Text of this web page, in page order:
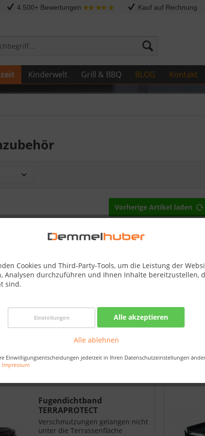
4.500+ Bewertungen Kauf auf Rechnung
Kinderwelt Grill & BBQ BLOG Kontakt
Cookies und Third-Party-Tools, um die Leistung der
Analysen durchzuführen und Ihnen Inhalte bereitzustellen,
sind.
Einstellungen Alle akzeptieren
Alle ablehnen
Einwilligungsentscheidungen jederzeit in Ihren Datenschutzeinstellungen
Impressum
Vorherige Artikel laden
T-CLIP BASEDECK
Für eine schnelle und einfache
Details: T-Clip inkl.
Edelstahlschraube für Holz-UK T-
Clip inkl. Bohrschraube für Alu-
UK Mindesttiefe der Nut: 8 mm...
14,99 €
Fugendichtband
TERRAPROTECT
Verschmutzungen gelangen nicht
unter die Terrassenfläche